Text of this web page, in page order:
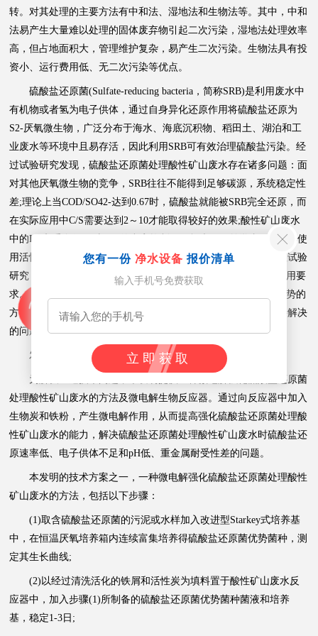
转。对其处理的主要方法有中和法、湿地法和生物法等。其中，中和
法易产生大量难以处理的固体废弃物引起二次污染，湿地法处理效率
高，但占地面积大，管理维护复杂，易产生二次污染。生物法具有投
资小、运行费用低、无二次污染等优点。
硫酸盐还原菌(Sulfate-reducing bacteria，简称SRB)是利用废水中
有机物或者氢为电子供体，通过自身异化还原作用将硫酸盐还原为
S2-厌氧微生物，广泛分布于海水、海底沉积物、稻田土、湖泊和工
业废水等环境中且易存活，因此利用SRB可有效治理硫酸盐污染。经
过试验研究发现，硫酸盐还原菌处理酸性矿山废水存在诸多问题：面
对其他厌氧微生物的竞争，SRB往往不能得到足够碳源，系统稳定性
差;理论上当COD/SO42-达到0.67时，硫酸盐就能被SRB完全还原，而
在实际应用中C/S需要达到2～10才能取得较好的效果;酸性矿山废水
中的H+和重金属，对SRB的毒害抑制作用极大。目前学者们对SRB使
用活性炭吸附固定、颗粒包埋固定等方法进行酸性矿山废水处理试验
研究，取得一定成果，但SRB还原硫酸盐效率仍难达到工业化应用要
求。基于此，找到在实际应用中能够提高SRB活性和种群竞争优势的
方法，是提高硫酸盐还原速率、提高酸性矿山废水处理能力亟待解决
的问题。
发明内容
为解决上述技术问题，本发明提供一种微电解强化硫酸盐还原菌
处理酸性矿山废水的方法及微电解生物反应器。通过向反应器中加入
生物炭和铁粉，产生微电解作用，从而提高强化硫酸盐还原菌处理酸
性矿山废水的能力，解决硫酸盐还原菌处理酸性矿山废水时硫酸盐还
原速率低、电子供体不足和pH低、重金属耐受性差的问题。
本发明的技术方案之一，一种微电解强化硫酸盐还原菌处理酸性
矿山废水的方法，包括以下步骤：
(1)取含硫酸盐还原菌的污泥或水样加入改进型Starkey式培养基
中，在恒温厌氧培养箱内连续富集培养得硫酸盐还原菌优势菌种，测
定其生长曲线;
(2)以经过清洗活化的铁屑和活性炭为填料置于酸性矿山废水反
应器中，加入步骤(1)所制备的硫酸盐还原菌优势菌种菌液和培养
基，稳定1-3日;
您有一份 净水设备 报价清单
输入手机号免费获取
立即获取